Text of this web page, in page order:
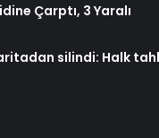
Çarptı, 3 Yaralı
silindi: Halk